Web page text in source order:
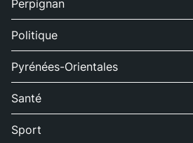
Perpignan
Politique
Pyrénées-Orientales
Santé
Sport